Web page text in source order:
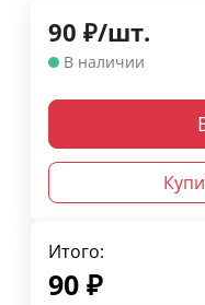
90 ₽/шт.
В наличии
Итого:
90 ₽